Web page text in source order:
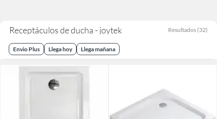
Receptáculos de ducha - joytek Resultados (32)
Envio Plus Llega hoy Llega mañana